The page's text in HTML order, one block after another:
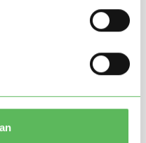
oppassers en